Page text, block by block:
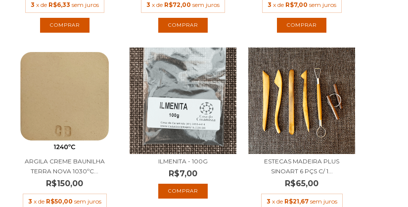
3 x de R$6,33 sem juros
COMPRAR
3 x de R$72,00 sem juros
COMPRAR
3 x de R$7,00 sem juros
COMPRAR
ARGILA CREME BAUNILHA
TERRA NOVA 1030ºC...
R$150,00
3 x de R$50,00 sem juros
ILMENITA - 100G
R$7,00
ESTECAS MADEIRA PLUS
SINOART 6 PÇS C/ 1...
R$65,00
3 x de R$21,67 sem juros